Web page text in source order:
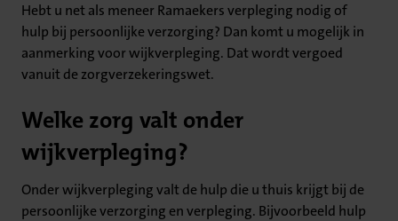
Hebt u net als meneer Ramaekers verpleging nodig of
hulp bij persoonlijke verzorging? Dan komt u mogelijk in
aanmerking voor wijkverpleging. Dat wordt vergoed
vanuit de zorgverzekeringswet.
Welke zorg valt onder
wijkverpleging?
Onder wijkverpleging valt de hulp die u thuis krijgt bij de
persoonlijke verzorging en verpleging. Bijvoorbeeld hulp